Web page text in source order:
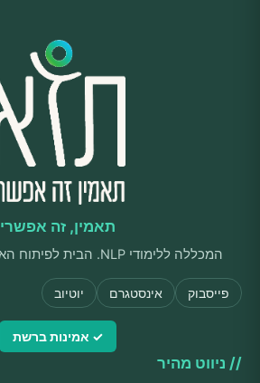
תאמין, זה אפשרי
המכללה ללימודי NLP. הבית לפיתוח האדם בעולם משתנה.
פייסבוק אינסטגרם יוטיוב
✓ אמינות ברשת
// ניווט מהיר